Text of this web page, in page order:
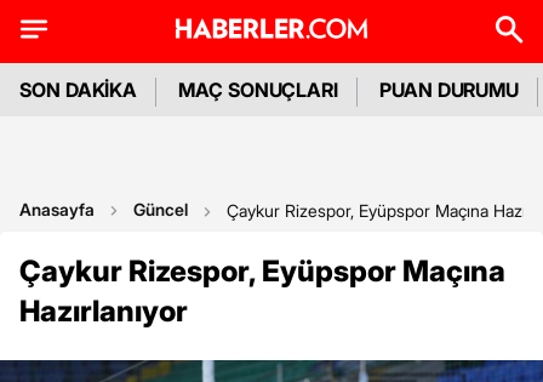
SON DAKİKA MAÇ SONUÇLARI PUAN DURUMU
Anasayfa Güncel Çaykur Rizespor, Eyüpspor Maçına
Çaykur Rizespor, Eyüpspor Maçına
Hazırlanıyor